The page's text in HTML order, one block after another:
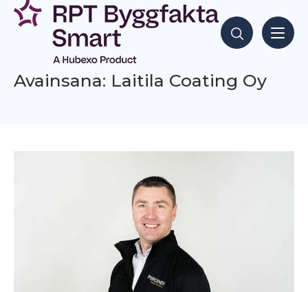
Siirry
sisältöön
Hae sisältöjä
Avainsana: Laitila Coating Oy